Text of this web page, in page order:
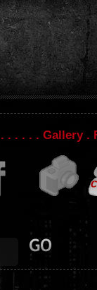
. . . . . Gallery .